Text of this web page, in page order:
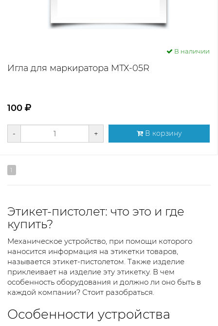
В наличии
Игла для маркиратора МТХ-05R
100
- + В корзину
1
Этикет-пистолет: что это и где
купить?
Механическое устройство, при помощи которого
наносится информация на этикетки товаров,
называется этикет-пистолетом . Также изделие
приклеивает на изделие эту этикетку. В чем
особенность оборудования и должно ли оно быть в
каждой компании? Стоит разобраться.
Особенности устройства